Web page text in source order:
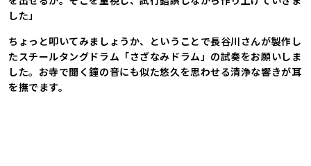
した」
ちょっと叩いてみましょうか、ということで長谷川さんが製作し
たスチールタングドラム「さざなみドラム」の試奏をお願いしま
した。お寺で聞く鐘の音にも似た悠久を思わせる清浄な響きが耳
を撫でます。